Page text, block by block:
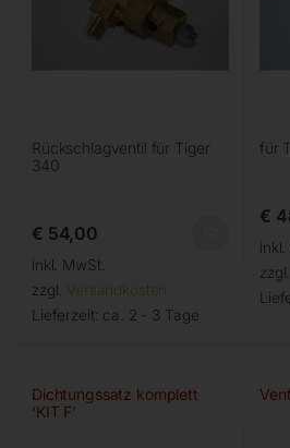
Rückschlagventil für Tiger
340
€ 54,00
inkl. MwSt.
zzgl. Versandkosten
Lieferzeit: ca. 2 - 3 Tage
für
€
inkl.
zzgl.
Dichtungssatz komplett
‘KIT F’